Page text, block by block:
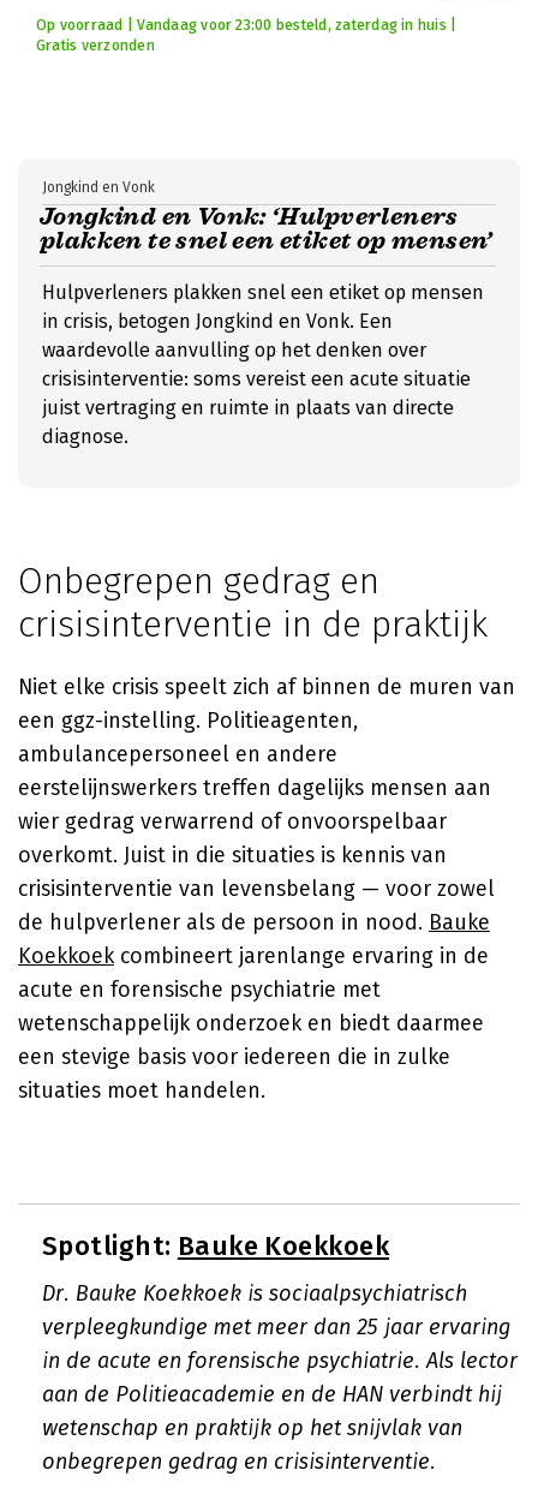
Op voorraad | Vandaag voor 23:00 besteld, zaterdag in huis |
Gratis verzonden
Jongkind en Vonk: ‘Hulpverleners
plakken te snel een etiket op mensen’
Jongkind en Vonk
Hulpverleners plakken snel een etiket op mensen
in crisis, betogen Jongkind en Vonk. Een
waardevolle aanvulling op het denken over
crisisinterventie: soms vereist een acute situatie
juist vertraging en ruimte in plaats van directe
diagnose.
Onbegrepen gedrag en
crisisinterventie in de praktijk
Niet elke crisis speelt zich af binnen de muren van
een ggz-instelling. Politieagenten,
ambulancepersoneel en andere
eerstelijnswerkers treffen dagelijks mensen aan
wier gedrag verwarrend of onvoorspelbaar
overkomt. Juist in die situaties is kennis van
crisisinterventie van levensbelang — voor zowel
de hulpverlener als de persoon in nood. Bauke
Koekkoekcombineert jarenlange ervaring in de
acute en forensische psychiatrie met
wetenschappelijk onderzoek en biedt daarmee
een stevige basis voor iedereen die in zulke
situaties moet handelen.
Spotlight: Bauke Koekkoek
Dr. Bauke Koekkoek is sociaalpsychiatrisch
verpleegkundige met meer dan 25 jaar ervaring
in de acute en forensische psychiatrie. Als lector
aan de Politieacademie en de HAN verbindt hij
wetenschap en praktijk op het snijvlak van
onbegrepen gedrag en crisisinterventie.